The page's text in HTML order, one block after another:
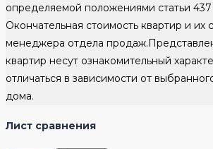
определяемой положениями статьи
Окончательная стоимость квартир и их
менеджера отдела
квартир несут ознакомительный
отличаться в зависимости от
дома.
Лист сравнения